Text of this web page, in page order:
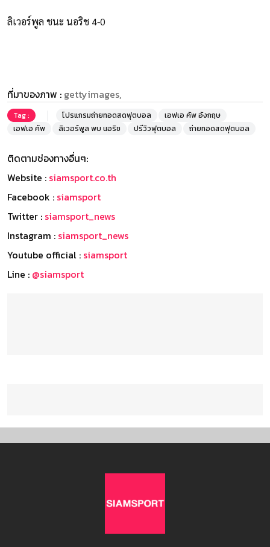
ลิเวอร์พูล ชนะ นอริช 4-0
ที่มาของภาพ : gettyimages,
Tag : โปรแกรมถ่ายทอดสดฟุตบอล
เอฟเอ คัพ อังกฤษ
เอฟเอ คัพ
ลิเวอร์พูล พบ นอริช ปรีวิวฟุตบอล ถ่ายทอดสดฟุตบอล
ติดตามช่องทางอื่นๆ:
Website : siamsport.co.th
Facebook : siamsport
Twitter : siamsport_news
Instagram : siamsport_news
Youtube official : siamsport
Line : @siamsport